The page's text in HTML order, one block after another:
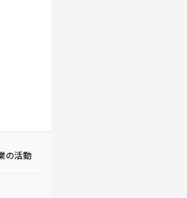
の活動